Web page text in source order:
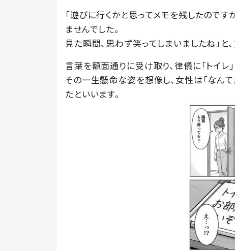
「遊びに行くかと思ってメモを残したので
ませんでした。
見た瞬間、思わず笑ってしまいましたね」と
言葉を額面通りに受け取り、律儀に「トイレ
その一生懸命な姿を想像し、女性は「なん
たといいます。